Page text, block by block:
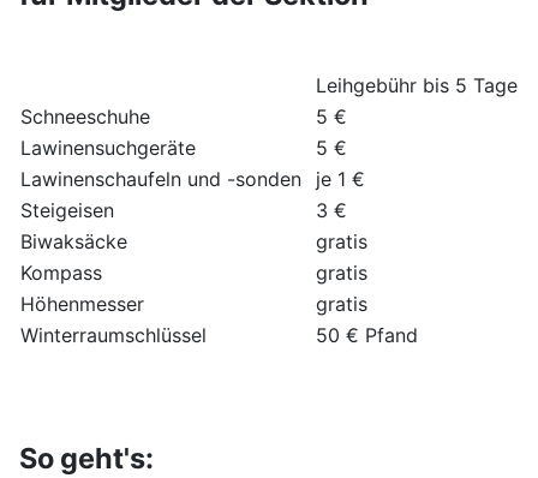
Leihgebühr bis 5 Tage
Schneeschuhe
5 €
Lawinensuchgeräte
5 €
Lawinenschaufeln und -sonden
je 1 €
Steigeisen
3 €
Biwaksäcke
gratis
Kompass
gratis
Höhenmesser
gratis
Winterraumschlüssel
50 € Pfand
So geht's: